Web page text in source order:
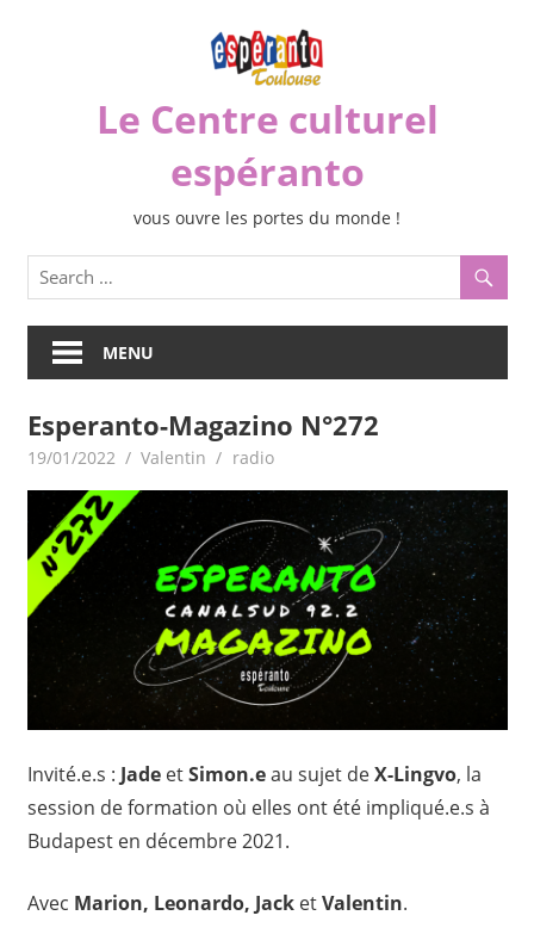
Le Centre culturel
espéranto
vous ouvre les portes du monde !
MENU
Esperanto-Magazino N°272
19/01/2022 Valentin radio
Invité.e.s : Jade etSimon.eau sujet deX-Lingvo, la
session de formation où elles ont été impliqué.e.s à
Budapest en décembre 2021.
Avec Marion, Leonardo, JacketValentin.